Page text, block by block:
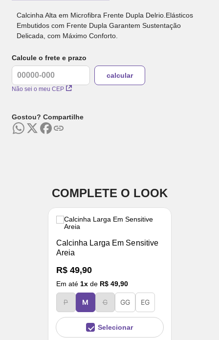
Calcinha Alta em Microfibra Frente Dupla Delrio.Elásticos
Embutidos com Frente Dupla Garantem Sustentação
Delicada, com Máximo Conforto.
Calcule o frete e prazo
Não sei o meu CEP
Gostou? Compartilhe
COMPLETE O LOOK
Calcinha Larga Em Sensitive
Areia
R$ 49,90
Em até 1x de R$ 49,90
P M G GG EG
Selecionar